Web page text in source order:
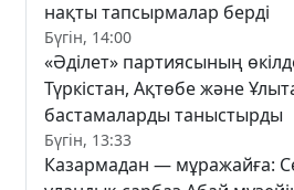
нақты тапсырмалар берді
Бүгін, 14:00
«Әділет» партиясының
Түркістан, Ақтөбе және
бастамаларды таныстырды
Бүгін, 13:33
Казармадан — мұражайға: